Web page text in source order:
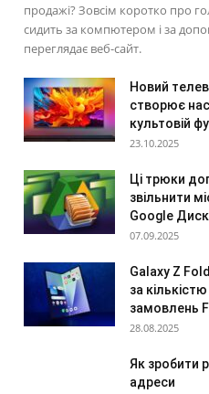
продажі? Зовсім коротко про
сидить за компютером і за
переглядає веб-сайт.
Новий
створює
культовій
23.10.2025
Ці трюки
звільнити
Google
07.09.2025
Galaxy Z
за
замовлень
28.08.2025
Як зробити
адреси